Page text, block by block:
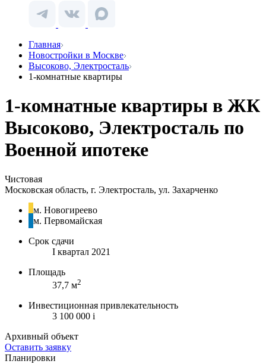
Главная
Новостройки в Москве
Высоково, Электросталь
1-комнатные квартиры
1-комнатные квартиры в ЖК
Высоково, Электросталь по
Военной ипотеке
Чистовая
Московская область, г. Электросталь, ул. Захарченко
м. Новогиреево
м. Первомайская
Срок сдачи
I квартал 2021
Площадь
37,7 м2
Инвестиционная привлекательность
3 100 000 i
Архивный объект
Оставить заявку
Планировки